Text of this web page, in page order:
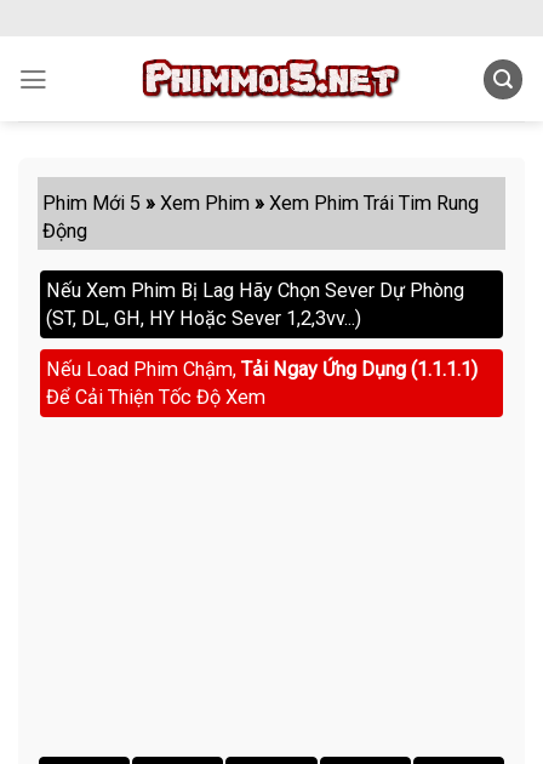
content
Phim Mới 5 »Xem Phim »Xem Phim Trái Tim Rung
Động
Nếu Xem Phim Bị Lag Hãy Chọn Sever Dự Phòng
(ST, DL, GH, HY Hoặc Sever 1,2,3vv...)
Nếu Load Phim Chậm, Tải Ngay Ứng Dụng (1.1.1.1)
Để Cải Thiện Tốc Độ Xem